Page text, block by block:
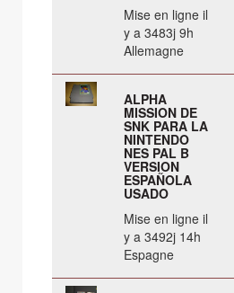
Mise en ligne il
y a 3483j 9h
Allemagne
ALPHA
MISSION DE
SNK PARA LA
NINTENDO
NES PAL B
VERSION
ESPAÑOLA
USADO
Mise en ligne il
y a 3492j 14h
Espagne